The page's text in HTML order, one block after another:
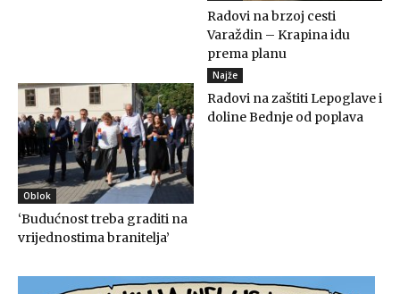
Radovi na brzoj cesti
Varaždin – Krapina idu
prema planu
Oblok
‘Budućnost treba graditi na
vrijednostima branitelja’
Najže
Radovi na zaštiti Lepoglave i
doline Bednje od poplava